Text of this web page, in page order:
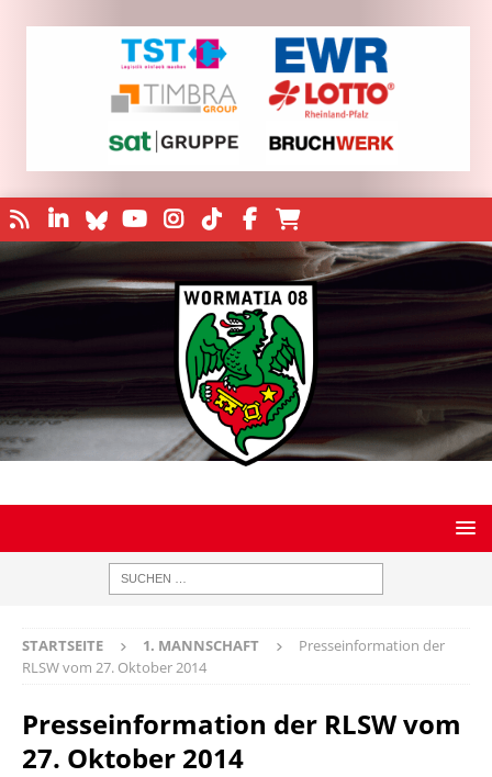
STARTSEITE 1. MANNSCHAFT
Presseinformation der
RLSW vom 27. Oktober 2014
Presseinformation der RLSW vom
27. Oktober 2014